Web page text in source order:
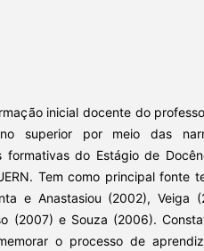
inicial docente do
superior por meio das
formativas do Estágio de
Tem como principal fonte
e Anastasiou (2002), Veiga
(2007) e Souza (2006).
o processo de